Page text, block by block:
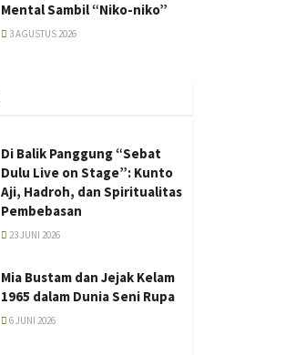
Mental Sambil “Niko-niko”
3 AGUSTUS 2026
Di Balik Panggung “Sebat
Dulu Live on Stage”: Kunto
Aji, Hadroh, dan Spiritualitas
Pembebasan
23 JUNI 2026
Mia Bustam dan Jejak Kelam
1965 dalam Dunia Seni Rupa
6 JUNI 2026